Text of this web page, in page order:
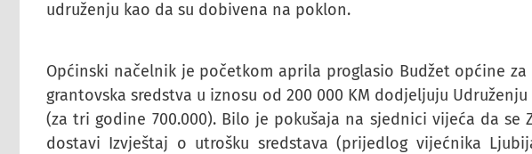
udruženju kao da su dobivena na poklon.
Općinski načelnik je početkom aprila proglasio Budžet općine
grantovska sredstva u iznosu od 200 000 KM dodjeljuju
(za tri godine 700.000). Bilo je pokušaja na sjednici vijeća da se
dostavi Izvještaj o utrošku sredstava (prijedlog vijećnika